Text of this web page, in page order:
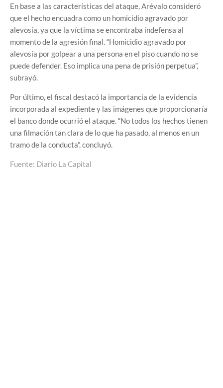
En base a las características del ataque, Arévalo consideró
que el hecho encuadra como un homicidio agravado por
alevosía, ya que la víctima se encontraba indefensa al
momento de la agresión final. “Homicidio agravado por
alevosía por golpear a una persona en el piso cuando no se
puede defender. Eso implica una pena de prisión perpetua”,
subrayó.
Por último, el fiscal destacó la importancia de la evidencia
incorporada al expediente y las imágenes que proporcionaría
el banco donde ocurrió el ataque. “No todos los hechos tienen
una filmación tan clara de lo que ha pasado, al menos en un
tramo de la conducta”, concluyó.
Fuente: Diario La Capital